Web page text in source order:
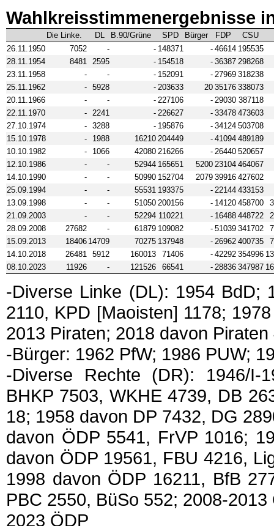
Wahlkreisstimmenergebnisse
Die Linke. DL B.90/Grüne SPD Bürger FDP
CSU
26.11.1950
7052 - - 148371 - 46614 195535
28.11.1954
8481 2595 - 154518 - 36387 298268
23.11.1958
- - - 152091 - 27969 318238
25.11.1962
- 5928 - 203633 20 35176 338073
20.11.1966
- - - 227106 - 29030 387118
22.11.1970
- 2241 - 226627 - 33478 473603
27.10.1974
- 3288 - 195876 - 34124 503708
15.10.1978
- 1988 16210 204449 - 41094 489189
10.10.1982
- 1066 42080 216266 - 26440 520657
12.10.1986
- - 52944 165651 5200 23104 464067
14.10.1990
- - 50990 152704 2079 39916 427602
25.09.1994
- - 55531 193375 - 22144 433153
13.09.1998
- - 51050 200156 - 14120 458700
21.09.2003
- - 52294 110221 - 16488 448722
28.09.2008
27682 - 61879 109082 - 51039 341702
15.09.2013
18406 14709 70275 137948 - 26962 400735
14.10.2018
26481 5912 160013 71406 - 42292 354996
08.10.2023
11926 - 121526 66541 - 28836 347987
-Diverse Linke (DL): 1954 BdD;
2110, KPD [Maoisten] 1178;
2013 Piraten; 2018 davon
-Bürger: 1962 PfW; 1986 PUW;
-Diverse Rechte (DR): 1946/I-
BHKP 7503, WKHE 4739, DB
18; 1958 davon DP 7432, DG
davon ÖDP 5541, FrVP 1016;
davon ÖDP 19561, FBU 4216,
1998 davon ÖDP 16211, BfB
PBC 2550, BüSo 552; 2008-
2023 ÖDP